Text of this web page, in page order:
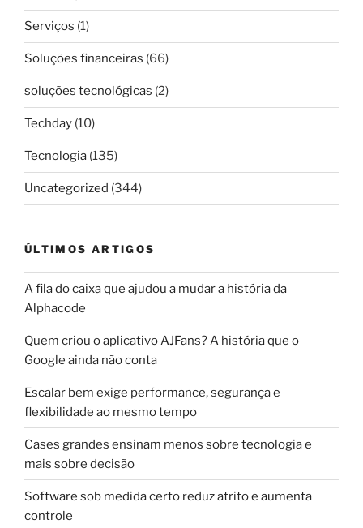
Serviços (1)
Soluções financeiras (66)
soluções tecnológicas (2)
Techday (10)
Tecnologia (135)
Uncategorized (344)
ÚLTIMOS ARTIGOS
A fila do caixa que ajudou a mudar a história da
Alphacode
Quem criou o aplicativo AJFans? A história que o
Google ainda não conta
Escalar bem exige performance, segurança e
flexibilidade ao mesmo tempo
Cases grandes ensinam menos sobre tecnologia e
mais sobre decisão
Software sob medida certo reduz atrito e aumenta
controle